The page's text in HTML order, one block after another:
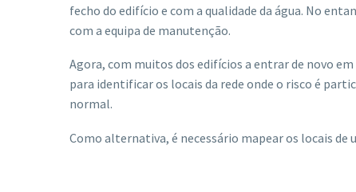
fecho do edifício e com a qualidade da água. No
com a equipa de manutenção.
Agora, com muitos dos edifícios a entrar de novo
para identificar os locais da rede onde o risco é
normal.
Como alternativa, é necessário mapear os locais de